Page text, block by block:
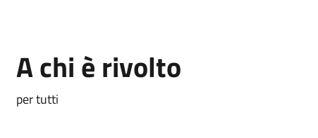
A chi è rivolto
per tutti